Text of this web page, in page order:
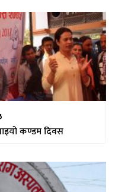
कण्डम दिवस